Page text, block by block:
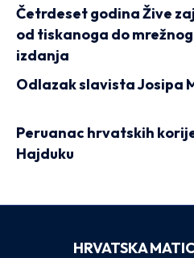
Četrdeset godina Žive
od tiskanoga do
izdanja
Odlazak slavista Josipa
Peruanac hrvatskih
Hajduku
HRVATSKA